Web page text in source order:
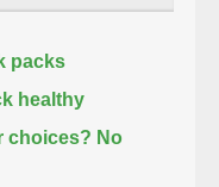
packs
healthy
choices? No